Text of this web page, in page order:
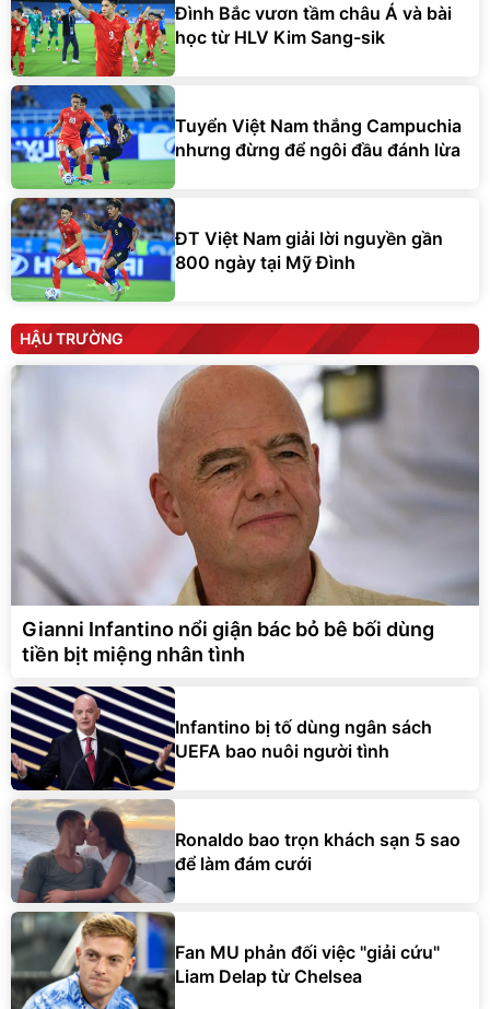
Đình Bắc vươn tầm châu Á và bài
học từ HLV Kim Sang-sik
Tuyển Việt Nam thắng Campuchia
nhưng đừng để ngôi đầu đánh lừa
ĐT Việt Nam giải lời nguyền gần
800 ngày tại Mỹ Đình
HẬU TRƯỜNG
Gianni Infantino nổi giận bác bỏ bê bối dùng
tiền bịt miệng nhân tình
Infantino bị tố dùng ngân sách
UEFA bao nuôi người tình
Ronaldo bao trọn khách sạn 5 sao
để làm đám cưới
Fan MU phản đối việc "giải cứu"
Liam Delap từ Chelsea